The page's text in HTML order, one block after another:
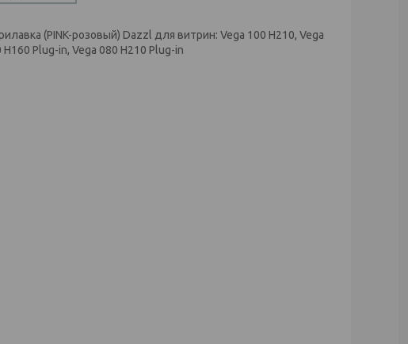
(PINK-розовый) Dazzl для витрин: Vega 100 H210, Vega
Plug-in, Vega 080 H210 Plug-in